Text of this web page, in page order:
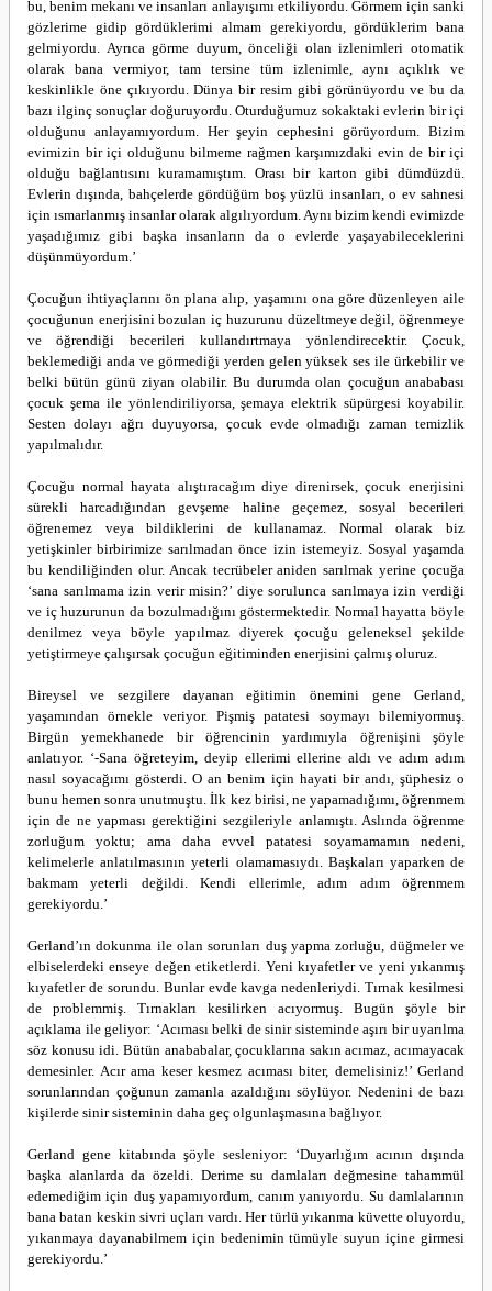
bu, benim mekanı ve insanları anlayışımı etkiliyordu. Görmem için sanki
gözlerime gidip gördüklerimi almam gerekiyordu, gördüklerim bana
gelmiyordu. Ayrıca görme duyum, önceliği olan izlenimleri otomatik
olarak bana vermiyor, tam tersine tüm izlenimle, aynı açıklık ve
keskinlikle öne çıkıyordu. Dünya bir resim gibi görünüyordu ve bu da
bazı ilginç sonuçlar doğuruyordu. Oturduğumuz sokaktaki evlerin bir içi
olduğunu anlayamıyordum. Her şeyin cephesini görüyordum. Bizim
evimizin bir içi olduğunu bilmeme rağmen karşımızdaki evin de bir içi
olduğu bağlantısını kuramamıştım. Orası bir karton gibi dümdüzdü.
Evlerin dışında, bahçelerde gördüğüm boş yüzlü insanları, o ev sahnesi
için ısmarlanmış insanlar olarak algılıyordum. Aynı bizim kendi evimizde
yaşadığımız gibi başka insanların da o evlerde yaşayabileceklerini
düşünmüyordum.’
Çocuğun ihtiyaçlarını ön plana alıp, yaşamını ona göre düzenleyen aile
çocuğunun enerjisini bozulan iç huzurunu düzeltmeye değil, öğrenmeye
ve öğrendiği becerileri kullandırtmaya yönlendirecektir. Çocuk,
beklemediği anda ve görmediği yerden gelen yüksek ses ile ürkebilir ve
belki bütün günü ziyan olabilir. Bu durumda olan çocuğun anababası
çocuk şema ile yönlendiriliyorsa, şemaya elektrik süpürgesi koyabilir.
Sesten dolayı ağrı duyuyorsa, çocuk evde olmadığı zaman temizlik
yapılmalıdır.
Çocuğu normal hayata alıştıracağım diye direnirsek, çocuk enerjisini
sürekli harcadığından gevşeme haline geçemez, sosyal becerileri
öğrenemez veya bildiklerini de kullanamaz. Normal olarak biz
yetişkinler birbirimize sarılmadan önce izin istemeyiz. Sosyal yaşamda
bu kendiliğinden olur. Ancak tecrübeler aniden sarılmak yerine çocuğa
‘sana sarılmama izin verir misin?’ diye sorulunca sarılmaya izin verdiği
ve iç huzurunun da bozulmadığını göstermektedir. Normal hayatta böyle
denilmez veya böyle yapılmaz diyerek çocuğu geleneksel şekilde
yetiştirmeye çalışırsak çocuğun eğitiminden enerjisini çalmış oluruz.
Bireysel ve sezgilere dayanan eğitimin önemini gene Gerland,
yaşamından örnekle veriyor. Pişmiş patatesi soymayı bilemiyormuş.
Birgün yemekhanede bir öğrencinin yardımıyla öğrenişini şöyle
anlatıyor. ‘-Sana öğreteyim, deyip ellerimi ellerine aldı ve adım adım
nasıl soyacağımı gösterdi. O an benim için hayati bir andı, şüphesiz o
bunu hemen sonra unutmuştu. İlk kez birisi, ne yapamadığımı, öğrenmem
için de ne yapması gerektiğini sezgileriyle anlamıştı. Aslında öğrenme
zorluğum yoktu; ama daha evvel patatesi soyamamamın nedeni,
kelimelerle anlatılmasının yeterli olamamasıydı. Başkaları yaparken de
bakmam yeterli değildi. Kendi ellerimle, adım adım öğrenmem
gerekiyordu.’
Gerland’ın dokunma ile olan sorunları duş yapma zorluğu, düğmeler ve
elbiselerdeki enseye değen etiketlerdi. Yeni kıyafetler ve yeni yıkanmış
kıyafetler de sorundu. Bunlar evde kavga nedenleriydi. Tırnak kesilmesi
de problemmiş. Tırnakları kesilirken acıyormuş. Bugün şöyle bir
açıklama ile geliyor: ‘Acıması belki de sinir sisteminde aşırı bir uyarılma
söz konusu idi. Bütün anababalar, çocuklarına sakın acımaz, acımayacak
demesinler. Acır ama keser kesmez acıması biter, demelisiniz!’ Gerland
sorunlarından çoğunun zamanla azaldığını söylüyor. Nedenini de bazı
kişilerde sinir sisteminin daha geç olgunlaşmasına bağlıyor.
Gerland gene kitabında şöyle sesleniyor: ‘Duyarlığım acının dışında
başka alanlarda da özeldi. Derime su damlaları değmesine tahammül
edemediğim için duş yapamıyordum, canım yanıyordu. Su damlalarının
bana batan keskin sivri uçları vardı. Her türlü yıkanma küvette oluyordu,
yıkanmaya dayanabilmem için bedenimin tümüyle suyun içine girmesi
gerekiyordu.’